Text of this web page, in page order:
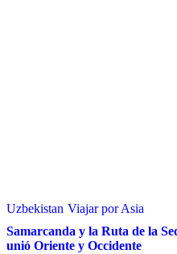
Uzbekistan Viajar por Asia
Samarcanda y la Ruta de la
unió Oriente y Occidente